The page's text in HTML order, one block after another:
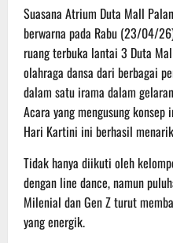
Suasana Atrium Duta Mall
berwarna pada Rabu (23/04/
ruang terbuka lantai 3 Duta
olahraga dansa dari berbagai
dalam satu irama dalam gelaran
Acara yang mengusung
Hari Kartini ini berhasil
Tidak hanya diikuti oleh
dengan line dance, namun
Milenial dan Gen Z turut
yang energik.